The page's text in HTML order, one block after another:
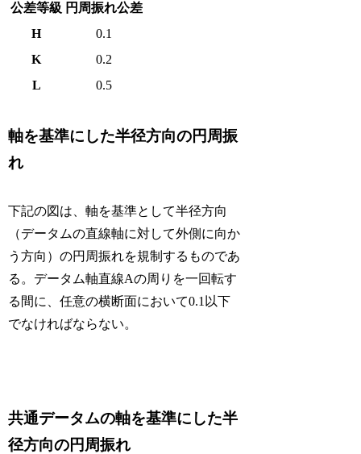
公差等級 円周振れ公差
H
0.1
K
0.2
L
0.5
軸を基準にした半径方向の円周振
れ
下記の図は、軸を基準として半径方向
（データムの直線軸に対して外側に向か
う方向）の円周振れを規制するものであ
る。データム軸直線Aの周りを一回転す
る間に、任意の横断面において0.1以下
でなければならない。
共通データムの軸を基準にした半
径方向の円周振れ